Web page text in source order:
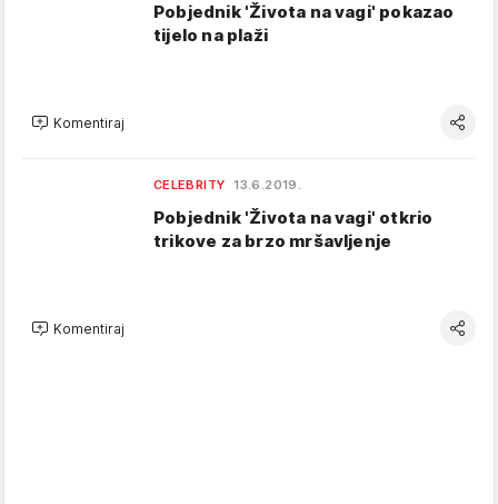
Pobjednik 'Života na vagi' pokazao
tijelo na plaži
Komentiraj
CELEBRITY 13.6.2019.
Pobjednik 'Života na vagi' otkrio
trikove za brzo mršavljenje
Komentiraj